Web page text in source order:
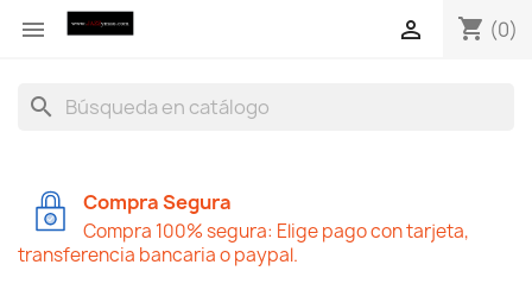
 shopping_cart (0)

search
Compra Segura
Compra 100% segura: Elige pago con tarjeta,
transferencia bancaria o paypal.